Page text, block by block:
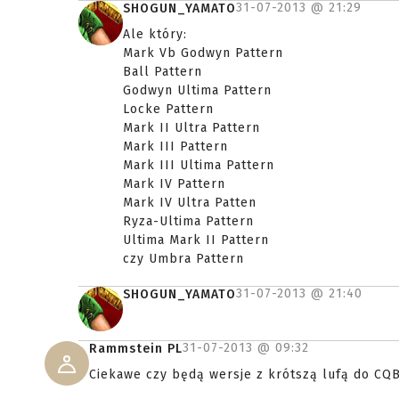
SHOGUN_YAMATO31-07-2013 @ 21:29
Ale który:
Mark Vb Godwyn Pattern
Ball Pattern
Godwyn Ultima Pattern
Locke Pattern
Mark II Ultra Pattern
Mark III Pattern
Mark III Ultima Pattern
Mark IV Pattern
Mark IV Ultra Patten
Ryza-Ultima Pattern
Ultima Mark II Pattern
czy Umbra Pattern
SHOGUN_YAMATO31-07-2013 @ 21:40
Rammstein PL31-07-2013 @ 09:32
Ciekawe czy będą wersje z krótszą lufą do